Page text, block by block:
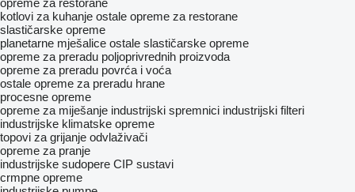
opreme za restorane
kotlovi za kuhanje ostale opreme za restorane
slastičarske opreme
planetarne mješalice ostale slastičarske opreme
opreme za preradu poljoprivrednih proizvoda
opreme za preradu povrća i voća
ostale opreme za preradu hrane
procesne opreme
opreme za miješanje industrijski spremnici industrijski filteri
industrijske klimatske opreme
topovi za grijanje odvlaživači
opreme za pranje
industrijske sudopere CIP sustavi
crmpne opreme